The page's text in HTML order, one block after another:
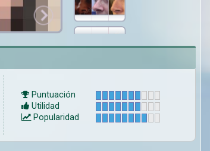
Puntuación
Utilidad
Popularidad